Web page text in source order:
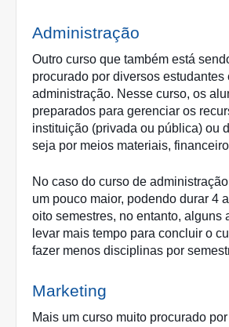
Administração
Outro curso que também está
procurado por diversos estudantes
administração. Nesse curso, os
preparados para gerenciar os
instituição (privada ou pública) ou
seja por meios materiais,
No caso do curso de
um pouco maior, podendo durar 4
oito semestres, no entanto, alguns
levar mais tempo para concluir o
fazer menos disciplinas por
Marketing
Mais um curso muito procurado